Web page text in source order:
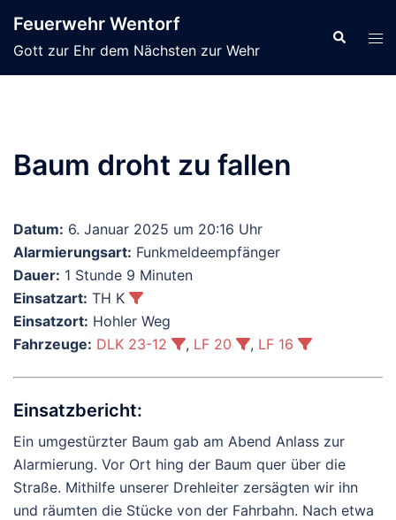
Inhalt
springen
Feuerwehr Wentorf
Gott zur Ehr dem Nächsten zur Wehr
Suche
Baum droht zu fallen
Datum: 6. Januar 2025 um 20:16 Uhr
Alarmierungsart: Funkmeldeempfänger
Dauer: 1 Stunde 9 Minuten
Einsatzart: TH K
Einsatzort: Hohler Weg
Fahrzeuge: DLK 23-12 , LF 20 , LF 16
Einsatzbericht:
Ein umgestürzter Baum gab am Abend Anlass zur
Alarmierung. Vor Ort hing der Baum quer über die
Straße. Mithilfe unserer Drehleiter zersägten wir ihn
und räumten die Stücke von der Fahrbahn. Nach etwa